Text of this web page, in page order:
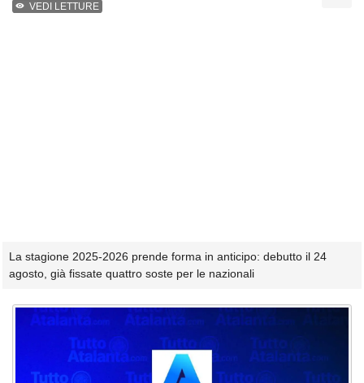
VEDI LETTURE
La stagione 2025-2026 prende forma in anticipo: debutto il 24
agosto, già fissate quattro soste per le nazionali